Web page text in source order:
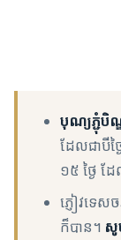
បុណ្យភ្ជុំបិ
ដែលជាបីថ្
១៥ ថ្ងៃ
ភ្ញៀវទេស
ក៏បាន។ សូ